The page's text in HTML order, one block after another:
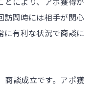
訪問時には相手が関心
に有利な状況で商談に
商談成立です。アポ獲